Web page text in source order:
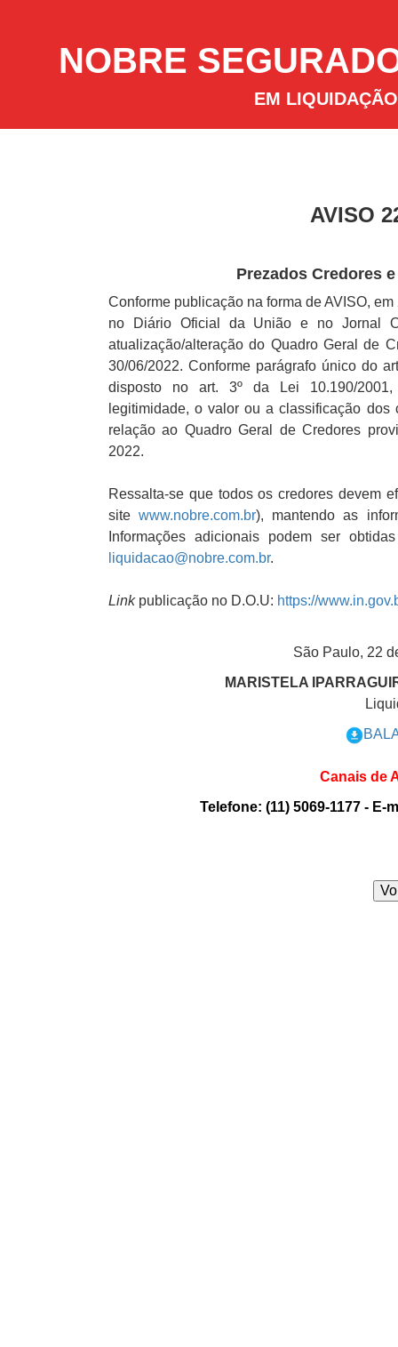
NOBRE
EM
AVISO
Prezados Credores
Conforme publicação na forma de AVISO,
no Diário Oficial da União e no Jornal
atualização/alteração do Quadro Geral de
30/06/2022. Conforme parágrafo único do
disposto no art. 3º da Lei 10.190/
legitimidade, o valor ou a classificação
relação ao Quadro Geral de Credores
2022.
Ressalta-se que todos os credores devem
sitewww.nobre.com.br), mantendo as
Informações adicionais podem ser
liquidacao@nobre.com.br.
Linkpublicação no D.O.U: https://
São Paulo, 22
MARISTELA
Canais de
Telefone: (11) 5069-1177 -